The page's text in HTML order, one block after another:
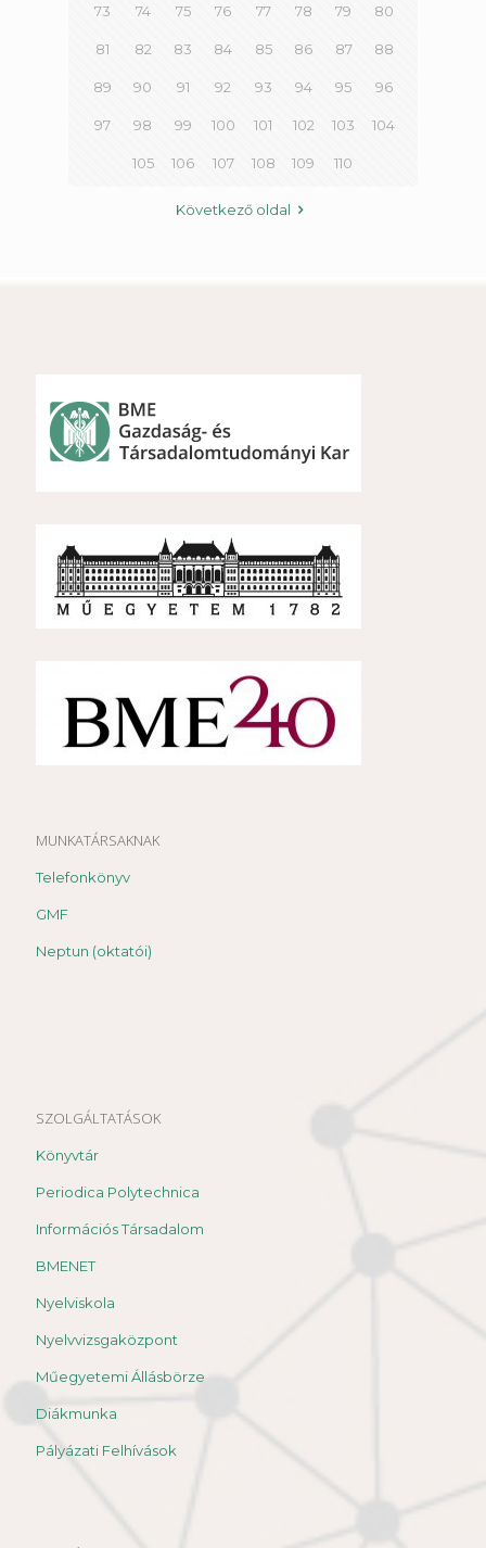
73 74 75 76 77 78 79 80
81 82 83 84 85 86 87 88
89 90 91 92 93 94 95 96
97 98 99 100 101 102 103 104
105 106 107 108 109 110
Következő oldal
MUNKATÁRSAKNAK
Telefonkönyv
GMF
Neptun (oktatói)
SZOLGÁLTATÁSOK
Könyvtár
Periodica Polytechnica
Információs Társadalom
BMENET
Nyelviskola
Nyelvvizsgaközpont
Műegyetemi Állásbörze
Diákmunka
Pályázati Felhívások